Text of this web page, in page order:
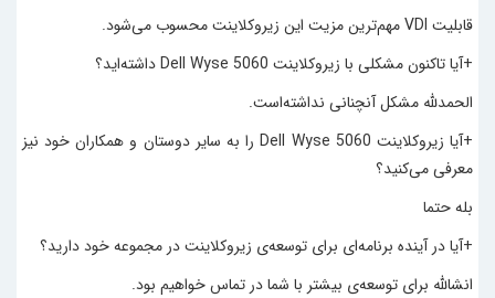
قابلیت VDI مهم‌ترین مزیت این زیروکلاینت محسوب می‌شود.
+آیا تاکنون مشکلی با زیروکلاینت Dell Wyse 5060 داشته‌اید؟
الحمدلله مشکل آنچنانی نداشته‌است.
+آیا زیرو‌کلاینت Dell Wyse 5060 را به سایر دوستان و همکاران خود نیز
معرفی می‌کنید؟
بله حتما
+آیا در آینده برنامه‌ای برای توسعه‌ی زیرو‌کلاینت در مجموعه خود دارید؟
انشالله برای توسعه‌ی بیشتر با شما در تماس خواهیم بود.